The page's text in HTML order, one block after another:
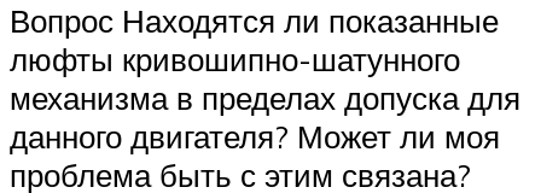
Вопрос Находятся ли показанные
люфты кривошипно-шатунного
механизма в пределах допуска для
данного двигателя? Может ли моя
проблема быть с этим связана?